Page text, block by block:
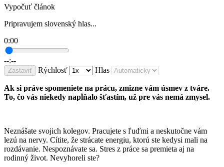
Vypočuť článok
Pripravujem slovenský hlas...
0:00
--:--
Zastaviť Rýchlosť Hlas
Ak si práve spomeniete na prácu, zmizne vám úsmev z tváre.
To, čo vás niekedy napĺňalo šťastím, už pre vás nemá zmysel.
Neznášate svojich kolegov. Pracujete s ľuďmi a neskutočne vám
lezú na nervy. Cítite, že strácate energiu, ktorú ste kedysi mali na
rozdávanie. Nespoznávate sa. Stres z práce sa premieta aj na
rodinný život. Nevyhoreli ste?